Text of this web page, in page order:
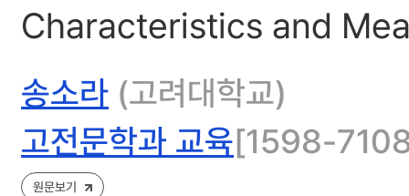
Characteristics and
송소라 (고려대학교)
고전문학과 교육[1598-
원문보기